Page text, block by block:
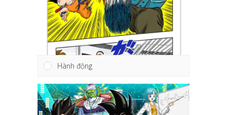
Hành động